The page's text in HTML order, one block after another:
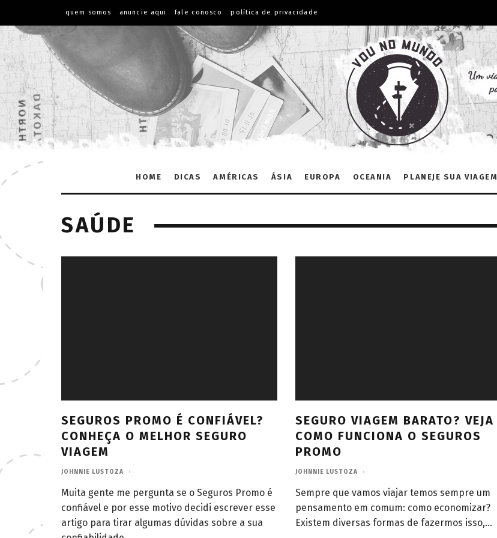
quem somos anuncie aqui fale conosco política de privacidade
HOME DICAS AMÉRICAS ÁSIA EUROPA OCEANIA PLANEJE SUA VIAGEM
SAÚDE
SEGUROS PROMO É CONFIÁVEL?
CONHEÇA O MELHOR SEGURO
VIAGEM
JOHNNIE LUSTOZA ·
Muita gente me pergunta se o Seguros Promo é
confiável e por esse motivo decidi escrever esse
artigo para tirar algumas dúvidas sobre a sua
SEGURO VIAGEM BARATO? VEJA
COMO FUNCIONA O SEGUROS
PROMO
JOHNNIE LUSTOZA ·
Sempre que vamos viajar temos sempre um
pensamento em comum: como economizar?
Existem diversas formas de fazermos isso,...